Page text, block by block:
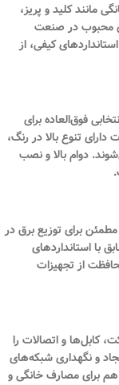
مانند کلید و پریز،
محبوب در صنعت
کیفی، از
فوق‌العاده برای
تنوع بالا در رنگ،
دوام بالا و نصب
مطمئن برای توزیع برق در
با استانداردهای
از تجهیزات
کابل‌ها و اتصالات را
و نگهداری شبکه‌های
هم برای مصارف خانگی و